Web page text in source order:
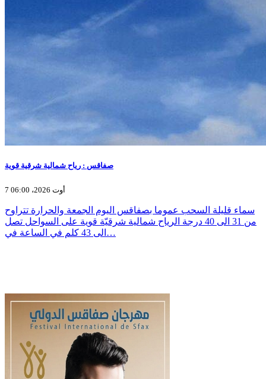
صفاقس : رياح شمالية شرقية قوية
7 أوت 2026، 06:00
سماء قليلة السحب عموما بصفاقس اليوم الجمعة والحرارة تتراوح
من 31 الى 40 درجة الرياح شمالية شرقيّة قوية على السواحل تصل
الى 43 كلم في الساعة في…